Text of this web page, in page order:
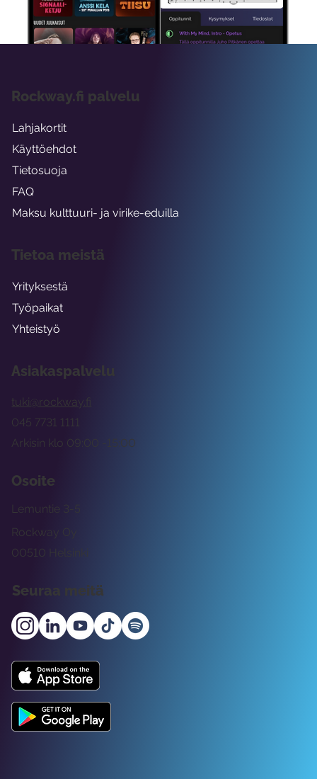
viikon ajaksi.
Asiakaspalvelu
tuki@rockway.fi
Arkisin klo 09:00 -15:00
045 7731 1111
Osoite
Rockway Oy
Lemuntie 3-5
00510 Helsinki
Seuraa meitä
Rockway.fi palvelu
Lahjakortit
Käyttöehdot
Tietosuoja
FAQ
Maksu kulttuuri- ja virike-eduilla
Tietoa meistä
Yrityksestä
Työpaikat
Yhteistyö